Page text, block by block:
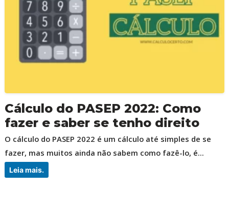
Cálculo do PASEP 2022: Como
fazer e saber se tenho direito
O cálculo do PASEP 2022 é um cálculo até simples de se
fazer, mas muitos ainda não sabem como fazê-lo, é...
Leia mais.